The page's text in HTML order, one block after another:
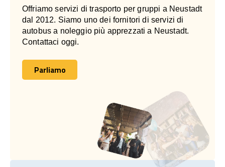
Offriamo servizi di trasporto per gruppi a Neustadt
dal 2012. Siamo uno dei fornitori di servizi di
autobus a noleggio più apprezzati a Neustadt.
Contattaci oggi.
Parliamo
Parliamo